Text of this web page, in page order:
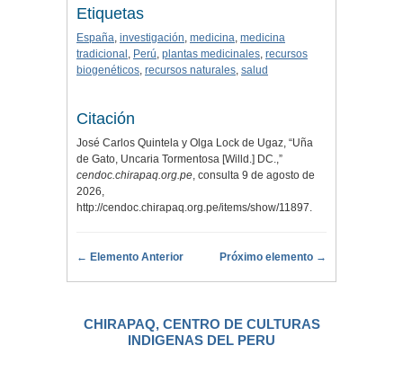
Etiquetas
España, investigación, medicina, medicina
tradicional , Perú, plantas medicinales, recursos
biogenéticos, recursos naturales, salud
Citación
José Carlos Quintela y Olga Lock de Ugaz, “Uña
de Gato, Uncaria Tormentosa [Willd.] DC.,”
cendoc.chirapaq.org.pe, consulta 9 de agosto de
2026,
http://cendoc.chirapaq.org.pe/items/show/11897.
← Elemento Anterior Próximo elemento →
CHIRAPAQ, CENTRO DE CULTURAS
INDIGENAS DEL PERU